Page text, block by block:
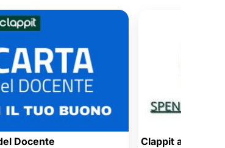
Clappit accetta i Buoni